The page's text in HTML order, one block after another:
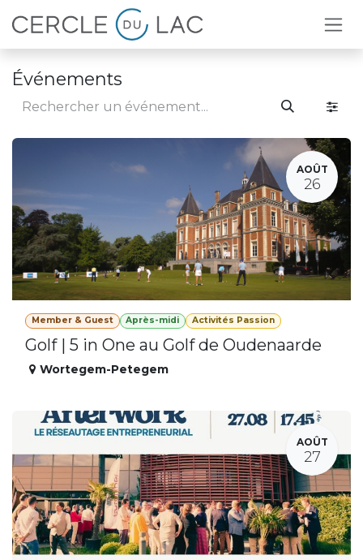
Se rendre au contenu
Événements
AOÛT
26
Member & Guest Après-midi Activités Passion
Golf | 5 in One au Golf de Oudenaarde
Wortegem-Petegem
AOÛT
27